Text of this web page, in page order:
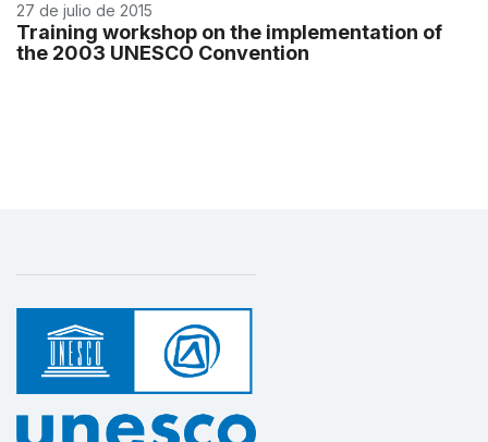
27 de julio de 2015
Training workshop on the implementation of
the 2003 UNESCO Convention